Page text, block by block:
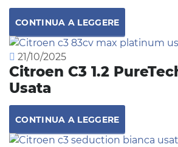
CONTINUA A LEGGERE
21/10/2025
Citroen C3 1.2
Usata
CONTINUA A LEGGERE